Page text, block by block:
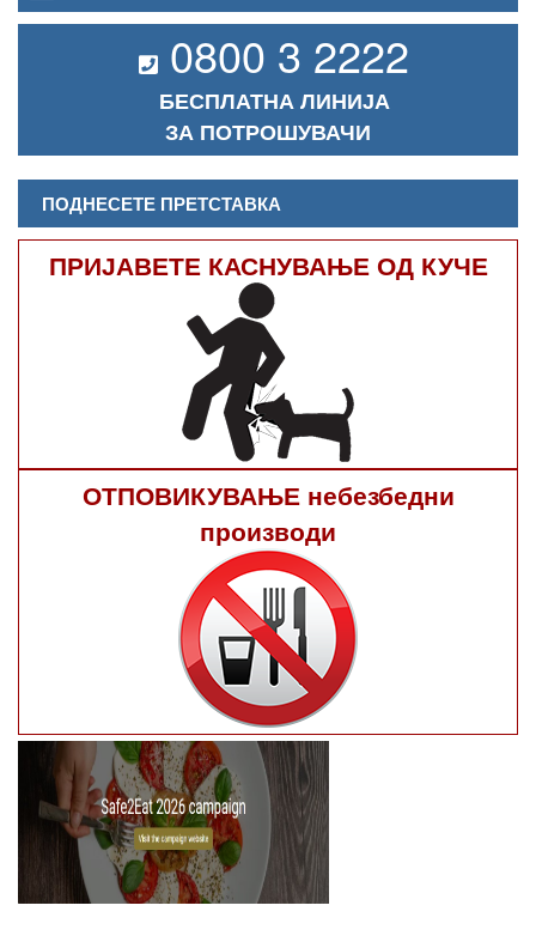
0800 3 2222
БЕСПЛАТНА ЛИНИЈА
ЗА ПОТРОШУВАЧИ
ПОДНЕСЕТЕ ПРЕТСТАВКА
ПРИЈАВЕТЕ КАСНУВАЊЕ ОД КУЧЕ
ОТПОВИКУВАЊЕ небезбедни
производи